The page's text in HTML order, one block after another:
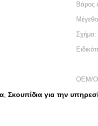
Βάρος
Σχήμα:
OEM/
, Σκουπίδια για την